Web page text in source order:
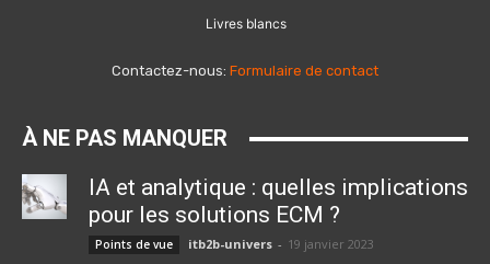
Livres blancs
Contactez-nous: Formulaire de contact
À NE PAS MANQUER
IA et analytique : quelles implications
pour les solutions ECM ?
Points de vue itb2b-univers - 19 janvier 2023